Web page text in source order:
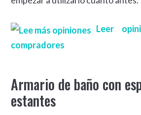
Leer
compradores
Armario de baño con
estantes